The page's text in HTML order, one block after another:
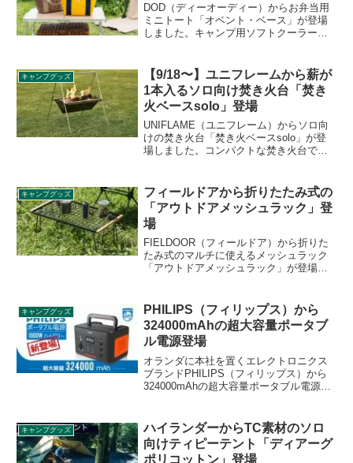
DOD（ディーオーディー）からお弁当用
ミニトート「オベント・ベース」が登場
しました。キャンプ用ソフトクーラーの
響を抑え、中に入れた保冷剤の冷たさを
長くキープします。詳細をレビューしま
す。
キャンプグッズ
【9/18〜】ユニフレームから薪が
1本入るソロ向け焚き火台「焚き
火ベースsolo」登場
UNIFLAME（ユニフレーム）からソロ向
けの焚き火台「焚き火ベースsolo」が登
場しました。コンパクトな焚き火台では
がされています。詳細をレビューしま
す。
キャンプグッズ
フィールドアから折りたたみ式の
「アウトドアメッシュラック」登
場
FIELDOOR（フィールドア）から折りた
たみ式のマルチに使えるメッシュラック
「アウトドアメッシュラック」が登場し
でなく、調理台やテーブルとしても使え
ます。詳細をレビューします。
キャンプグッズ
PHILIPS（フィリップス）から
324000mAhの超大容量ポータブ
ル電源登場
オランダに本社を置くエレクトロニクス
ブランドPHILIPS（フィリップス）から
324000mAhの超大容量ポータブル電源
アケ）から応援購入が可能です。詳細を
レビューします。
キャンプグッズ
ハイランダーからTC素材のソロ
向けティピーテント「ディアーグ
ポリコットン」登場